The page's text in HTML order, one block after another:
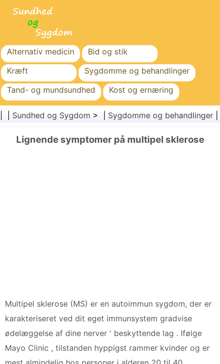
Alternativ medicin
Bid og stik
Kræft
Sygdomme og behandlinger
Tand- og mundsundhed
Kost og ernæring
Familiesundhed
Sundhedssektoren
Kirurgi og procedurer
Sundhed
Sundhed og Sygdom > | Sygdomme og behandlinger
Lignende symptomer på multipel sklerose
Multipel sklerose (MS) er en autoimmun sygdom, der er
karakteriseret ved dit eget immunsystem gradvise
ødelæggelse af dine nerver ' beskyttende lag . Ifølge
Mayo Clinic , tilstanden hyppigst rammer kvinder og er